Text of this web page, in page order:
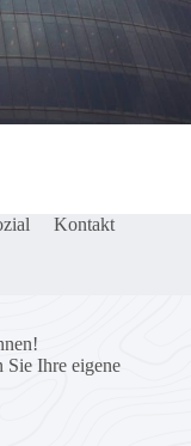
Kontakt
Sie Ihre eigene